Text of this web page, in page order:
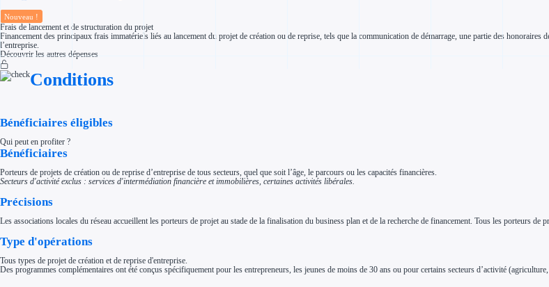
Aides Région Grand-Est
Aides Région Hauts-de-France
Couvertures
Aides Nationales
Accompagnement
Nos guides
Nos partenaires
Nouveau !
Frais de lancement et de structuration du projet
Financement des principaux frais immatériels liés au lancement du projet de création ou de reprise, tels que la communication de démarrage, une partie des
l’entreprise.
Découvrir les autres dépenses
Conditions
Bénéficiaires éligibles
Qui peut en profiter ?
Bénéficiaires
Porteurs de projets de création ou de reprise d’entreprise de tous secteurs, quel que soit l’âge, le parcours ou les capacités financières.
Secteurs d'activité exclus : services d'intermédiation financière et immobilières, certaines activités libérales.
Précisions
Les associations locales du réseau accueillent les porteurs de projet au stade de la finalisation du business plan et de la recherche de financement. Tous les porteurs de
Type d'opérations
Tous types de projet de création et de reprise d'entreprise.
Des programmes complémentaires ont été conçus spécifiquement pour les entrepreneurs, les jeunes de moins de 30 ans ou pour certains secteurs d’activité